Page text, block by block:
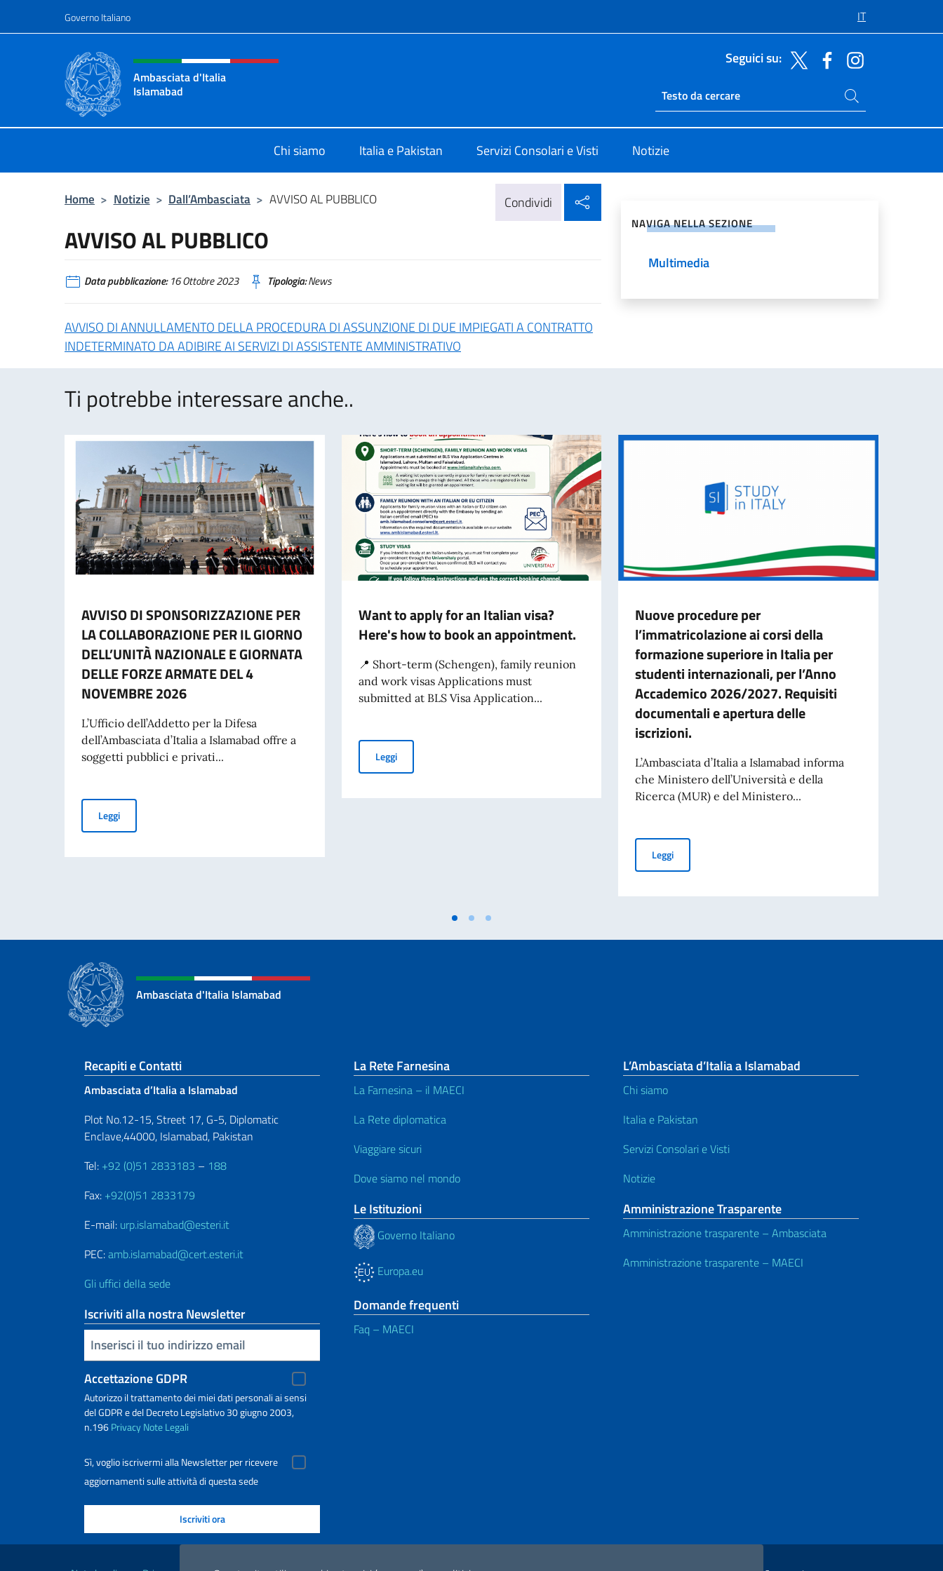
Governo Italiano IT
Intestazione sito, social e menù
Ambasciata d'Italia
Islamabad
Seguici su:
Ricerca sito live
Cerca nel sito
Chi siamo Italia e Pakistan Servizi Consolari e Visti Notizie
Home > Notizie > Dall’Ambasciata > AVVISO AL PUBBLICO Condividi
AVVISO AL PUBBLICO
Data pubblicazione:16 Ottobre 2023 Tipologia:News
AVVISO DI ANNULLAMENTO DELLA PROCEDURA DI ASSUNZIONE DI DUE IMPIEGATI A CONTRATTO
INDETERMINATO DA ADIBIRE AI SERVIZI DI ASSISTENTE AMMINISTRATIVO
NAVIGA NELLA SEZIONE
Multimedia
Ti potrebbe interessare anche..
AVVISO DI SPONSORIZZAZIONE PER
LA COLLABORAZIONE PER IL GIORNO
DELL’UNITÀ NAZIONALE E GIORNATA
DELLE FORZE ARMATE DEL 4
NOVEMBRE 2026
L’Ufficio dell’Addetto per la Difesa
dell’Ambasciata d’Italia a Islamabad offre a
soggetti pubblici e privati...
LeggiAVVISO DI SPONSORIZZAZIONE PER LA COLLABORAZIONE PER IL GIORNO DELL’UNITÀ NAZIONALE E GIORNATA DELLE FORZE ARMATE DEL 4 NOVEMBRE 2026
Want to apply for an Italian visa?
Here's how to book an appointment.
📍 Short-term (Schengen), family reunion
and work visas Applications must
submitted at BLS Visa Application...
LeggiWant to apply for an Italian visa? Here's how to book an appointment.
Nuove procedure per
l’immatricolazione ai corsi della
formazione superiore in Italia per
studenti internazionali, per l’Anno
Accademico 2026/2027. Requisiti
documentali e apertura delle
iscrizioni.
L’Ambasciata d’Italia a Islamabad informa
che Ministero dell’Università e della
Ricerca (MUR) e del Ministero...
LeggiNuove procedure per l’immatricolazione ai corsi della
Ambasciata d'Italia Islamabad
Sezione footer
Recapiti e Contatti
Ambasciata d’Italia a Islamabad
Plot No.12-15, Street 17, G-5, Diplomatic
Enclave,44000, Islamabad, Pakistan
Tel: +92 (0)51 2833183 – 188
Fax: +92(0)51 2833179
E-mail: urp.islamabad@esteri.it
PEC:amb.islamabad@cert.esteri.it
Gli uffici della sede
Iscriviti alla nostra Newsletter
Inserisci la tua email
Accettazione GDPR
Autorizzo il trattamento dei miei dati personali ai sensi
del GDPR e del Decreto Legislativo 30 giugno 2003,
n.196PrivacyNote Legali
Sì, voglio iscrivermi alla Newsletter per ricevere
aggiornamenti sulle attività di questa sede
La Rete Farnesina
La Farnesina – il MAECI
La Rete diplomatica
Viaggiare sicuri
Dove siamo nel mondo
Le Istituzioni
Governo Italiano
Europa.eu
Domande frequenti
Faq – MAECI
L’Ambasciata d’Italia a Islamabad
Chi siamo
Italia e Pakistan
Servizi Consolari e Visti
Notizie
Amministrazione Trasparente
Amministrazione trasparente – Ambasciata
Amministrazione trasparente – MAECI